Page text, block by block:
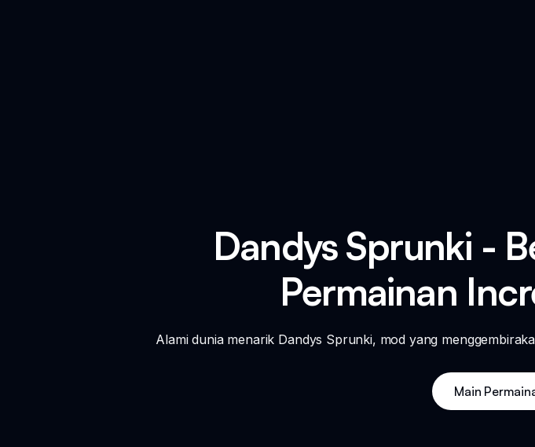
Dandys Sprunki -
Permainan
Alami dunia menarik Dandys Sprunki, mod yang
Main